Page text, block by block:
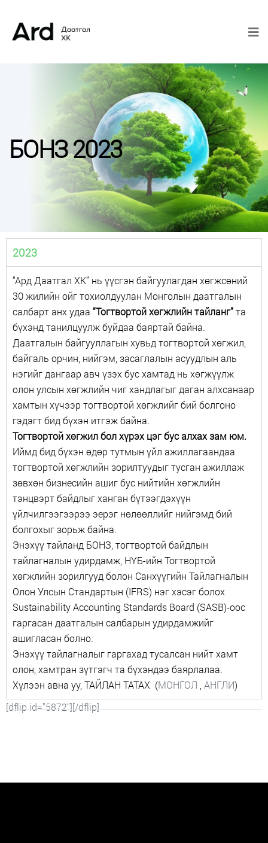
БОНЗ 2023
2023
“Ард Даатгал ХК” нь үүсгэн байгуулагдан хөгжсөний
30 жилийн ойг тохиолдуулан Монголын даатгалын
салбарт анх удаа “Тогтвортой хөгжлийн тайланг”та
бүхэнд танилцуулж буйдаа баяртай байна.
Даатгалын байгууллагын хувьд тогтвортой хөгжил,
байгаль орчин, нийгэм, засаглалын асуудлын аль
нэгийг дангаар авч үзэх бус хамтад нь хөгжүүлж
олон улсын хөгжлийн чиг хандлагыг даган алхсанаар
хамтын хүчээр тогтвортой хөгжлийг бий болгоно
гэдэгт бид бүхэн итгэж байна.
Тогтвортой хөгжил бол хүрэх цэг бус алхах зам юм.
Иймд бид бүхэн өдөр тутмын үйл ажиллагаандаа
тогтвортой хөгжлийн зорилтуудыг тусган ажиллаж
зөвхөн бизнесийн ашиг бус нийтийн хөгжлийн
тэнцвэрт байдлыг ханган бүтээгдэхүүн
үйлчилгээгээрээ эерэг нөлөөллийг нийгэмд бий
болгохыг зорьж байна.
Энэхүү тайланд БОНЗ, тогтвортой байдлын
тайлагналын удирдамж, НҮБ-ийн Тогтвортой
хөгжлийн зорилгууд болон Санхүүгийн Тайлагналын
Олон Улсын Стандартын (IFRS) нэг хэсэг болох
Sustainability Accounting Standards Board (SASB)-оос
гаргасан даатгалын салбарын удирдамжийг
ашигласан болно.
Энэхүү тайлагналыг гаргахад тусалсан нийт хамт
олон, хамтран зүтгэгч та бүхэндээ баярлалаа.
Хүлээн авна уу, ТАЙЛАН ТАТАХ (МОНГОЛ АНГЛИ)
[dflip id="5872"][/dflip]